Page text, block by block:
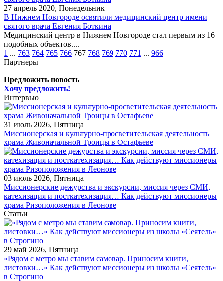
27 апрель 2020, Понедельник
В Нижнем Новгороде освятили медицинский центр имени
святого врача Евгения Боткина
Медицинский центр в Нижнем Новгороде стал первым из 16
подобных объектов....
1 ... 763 764 765 766 767 768 769 770 771 ... 966
Партнеры
Предложить новость
Хочу предложить!
Интервью
31 июль 2026, Пятница
Миссионерская и культурно-просветительская деятельность
храма Живоначальной Троицы в Остафьеве
03 июль 2026, Пятница
Миссионерские дежурства и экскурсии, миссия через СМИ,
катехизация и посткатехизация… Как действуют миссионеры
храма Ризоположения в Леонове
Статьи
29 май 2026, Пятница
«Рядом с метро мы ставим самовар. Приносим книги,
листовки…» Как действуют миссионеры из школы «Сеятель»
в Строгино